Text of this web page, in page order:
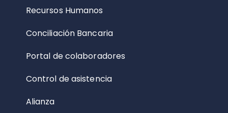
Recursos Humanos
Conciliación Bancaria
Portal de colaboradores
Control de asistencia
Alianza